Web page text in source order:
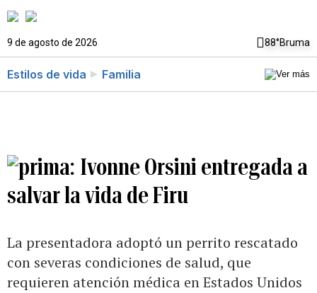
9 de agosto de 2026 88°Bruma
Estilos de vida Familia
Ivonne Orsini entregada a
salvar la vida de Firu
La presentadora adoptó un perrito rescatado
con severas condiciones de salud, que
requieren atención médica en Estados Unidos